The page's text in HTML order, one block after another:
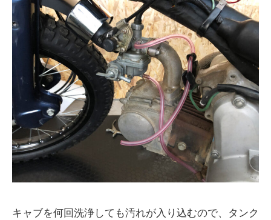
キャブを何回洗浄しても汚れが入り込むので、タンク